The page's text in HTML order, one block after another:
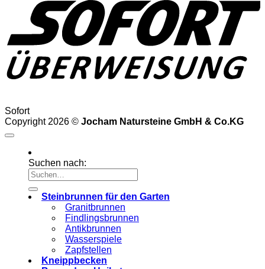
Sofort
Copyright 2026 © Jocham Natursteine GmbH & Co.KG
Suchen nach:
Steinbrunnen für den Garten
Granitbrunnen
Findlingsbrunnen
Antikbrunnen
Wasserspiele
Zapfstellen
Kneippbecken